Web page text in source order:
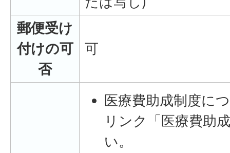
郵便受け
付けの可
否
可
医療費助成制度に
リンク「医療費助
い。